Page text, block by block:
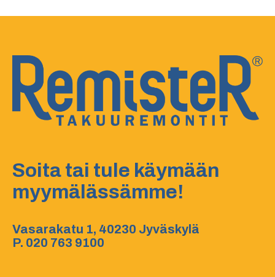
Soita tai tule käymään
myymälässämme!
Vasarakatu 1, 40230 Jyväskylä
P. 020 763 9100